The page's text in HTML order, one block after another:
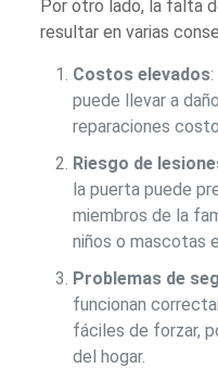
Por otro lado, la falta
resultar en varias
Costos elevados
puede llevar a
reparaciones
Riesgo de
la puerta puede
miembros de la
niños o mascotas
Problemas de
funcionan
fáciles de forzar,
del hogar.